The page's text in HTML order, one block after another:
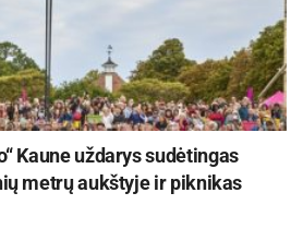
Kaune uždarys sudėtingas
metrų aukštyje ir piknikas